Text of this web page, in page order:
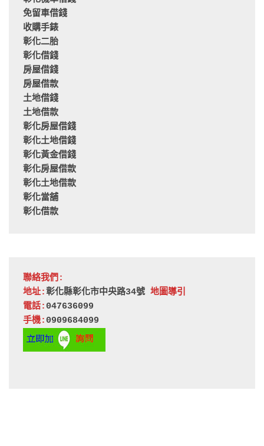
免留車借錢
收購手錶
彰化二胎
彰化借錢
房屋借錢
房屋借款
土地借錢
土地借款
彰化房屋借錢
彰化土地借錢
彰化黃金借錢
彰化房屋借款
彰化土地借款
彰化當舖
彰化借款
聯絡我們:
地址:彰化縣彰化市中央路34號 地圖導引
電話: 047636099
手機: 0909684099